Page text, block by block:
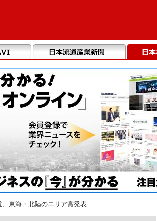
東海・北陸のエリア賞発表